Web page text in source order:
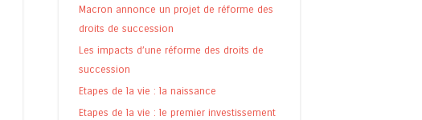
Macron annonce un projet de réforme des
droits de succession
Les impacts d’une réforme des droits de
succession
Etapes de la vie : la naissance
Etapes de la vie : le premier investissement